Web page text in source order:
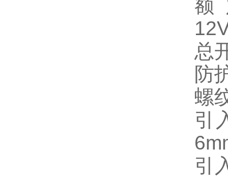
额
总
防
螺
引
引